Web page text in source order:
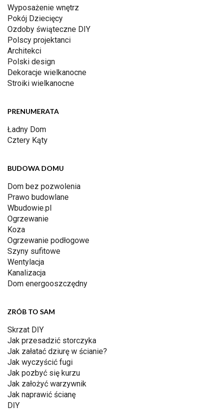
Wyposażenie wnętrz
Pokój Dziecięcy
Ozdoby świąteczne DIY
Polscy projektanci
Architekci
Polski design
Dekoracje wielkanocne
Stroiki wielkanocne
PRENUMERATA
Ładny Dom
Cztery Kąty
BUDOWA DOMU
Dom bez pozwolenia
Prawo budowlane
Wbudowie.pl
Ogrzewanie
Koza
Ogrzewanie podłogowe
Szyny sufitowe
Wentylacja
Kanalizacja
Dom energooszczędny
ZRÓB TO SAM
Skrzat DIY
Jak przesadzić storczyka
Jak załatać dziurę w ścianie?
Jak wyczyścić fugi
Jak pozbyć się kurzu
Jak założyć warzywnik
Jak naprawić ścianę
DIY